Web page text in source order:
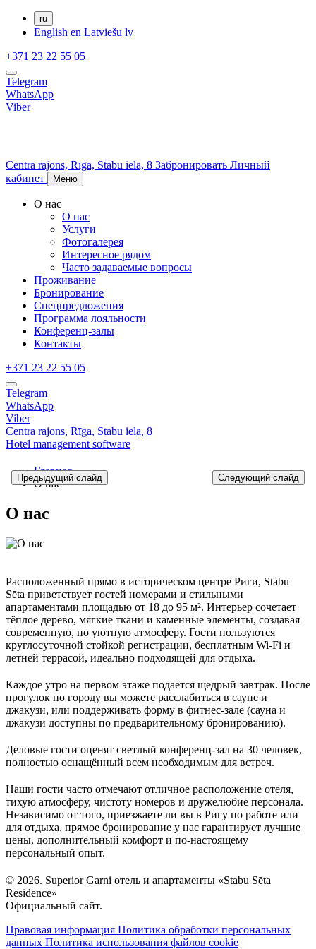
ru
English en Latviešu lv
+371 23 22 55 05
Telegram
WhatsApp
Viber
Centra rajons, Rīga, Stabu iela, 8 Забронировать Личный
кабинет
Меню
О нас
О нас
Услуги
Фотогалерея
Интересное рядом
Часто задаваемые вопросы
Проживание
Бронирование
Спецпредложения
Программа лояльности
Конференц-залы
Контакты
+371 23 22 55 05
Telegram
WhatsApp
Viber
Centra rajons, Rīga, Stabu iela, 8
Hotel management software
Главная
О нас
О нас
Предыдущий слайд Следующий слайд
Расположенный прямо в историческом центре Риги, Stabu
Sēta приветствует гостей номерами и стильными
апартаментами площадью от 18 до 95 м². Интерьер сочетает
тёплое дерево, мягкие ткани и каменные элементы, создавая
современную, но уютную атмосферу. Гости пользуются
круглосуточной стойкой регистрации, бесплатным Wi-Fi и
летней террасой, идеально подходящей для отдыха.
Каждое утро на первом этаже подается щедрый завтрак. После
прогулок по городу вы можете расслабиться в сауне и
джакузи, или поддерживать форму в фитнес-зале (сауна и
джакузи доступны по предварительному бронированию).
Деловые гости оценят светлый конференц-зал на 30 человек,
полностью оснащённый всем необходимым для встреч.
Наши гости часто отмечают отличное расположение отеля,
тихую атмосферу, чистоту номеров и дружелюбие персонала.
Независимо от того, приезжаете ли вы в Ригу по работе или
для отдыха, прямое бронирование у нас гарантирует лучшие
цены, дополнительный комфорт и по-настоящему
персональный опыт.
© 2026. Superior Garni отель и апартаменты «Stabu Sēta
Residence»
Официальный сайт.
Правовая информация Политика обработки персональных
данных Политика использования файлов cookie